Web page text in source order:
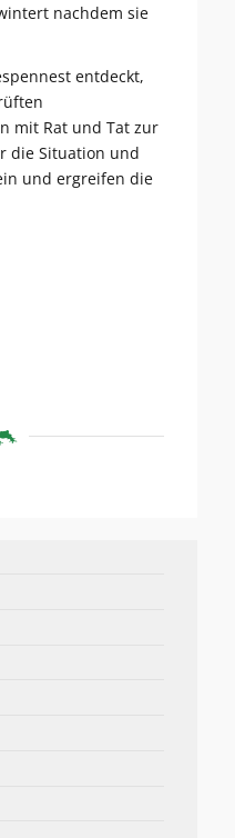
nachdem sie
entdeckt,
mit Rat und Tat zur
die Situation und
und ergreifen die